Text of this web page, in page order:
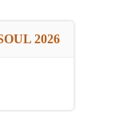
2026